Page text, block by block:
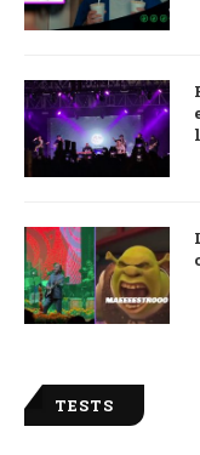
TESTS